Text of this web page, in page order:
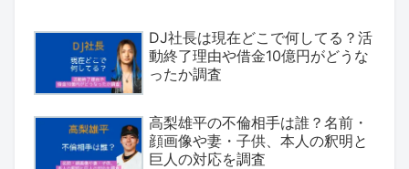
DJ社長は現在どこで何してる？活
動終了理由や借金10億円がどうな
ったか調査
高梨雄平の不倫相手は誰？名前・
顔画像や妻・子供、本人の釈明と
巨人の対応を調査